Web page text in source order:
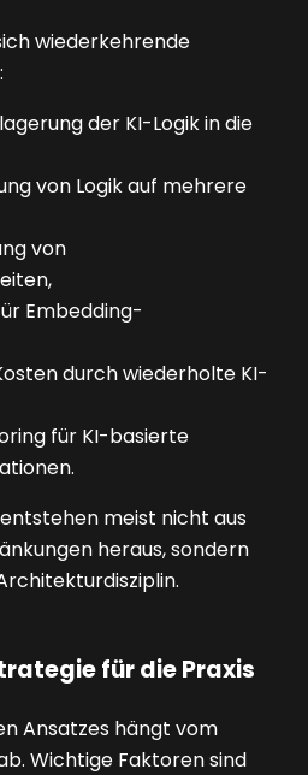
wiederkehrende
der KI-Logik in die
von Logik auf mehrere
von
Embedding-
durch wiederholte KI-
für KI-basierte
meist nicht aus
heraus, sondern
für die Praxis
Ansatzes hängt vom
Wichtige Faktoren sind